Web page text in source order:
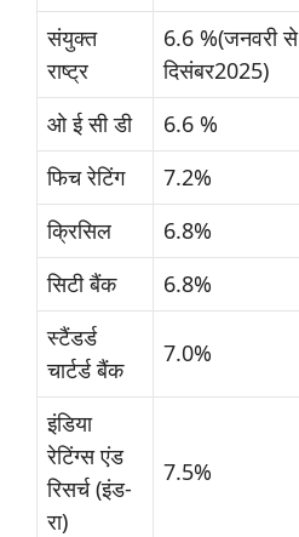
संयुक्त
राष्ट्र
6.6 %(जनवरी से
दिसंबर2025)
ओ ई सी डी 6.6 %
फिच रेटिंग
7.2%
क्रिसिल
6.8%
सिटी बैंक
6.8%
स्टैंडर्ड
चार्टर्ड बैंक
7.0%
इंडिया
रेटिंग्स एंड
रिसर्च (इंड-
रा)
7.5%